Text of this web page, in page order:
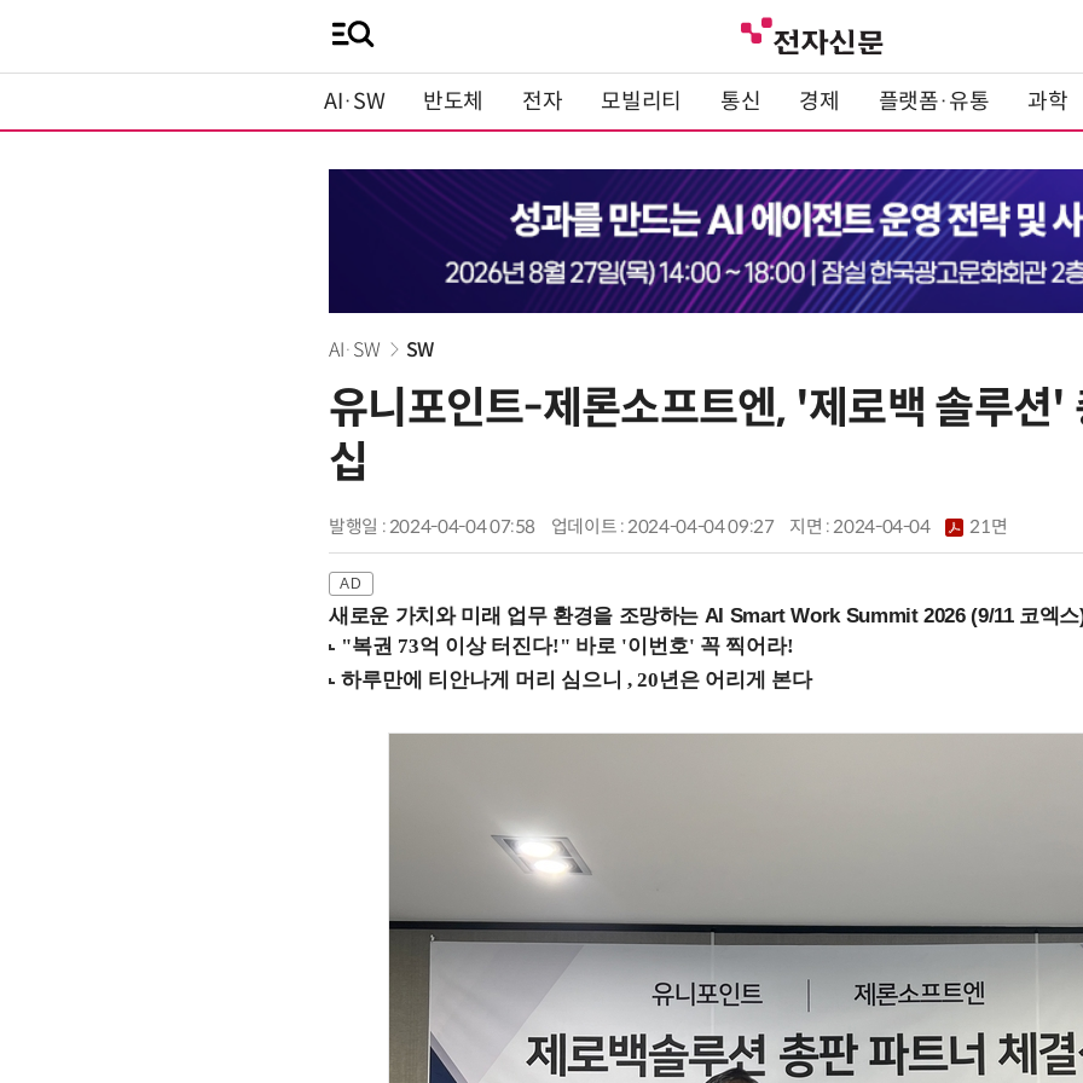
AI·SW 반도체 전자 모빌리티 통신 경제 플랫폼·유통 과학
AI·SW SW
유니포인트-제론소프트엔, '제로백 솔루션'
십
발행일 : 2024-04-04 07:58 업데이트 : 2024-04-04 09:27 지면 :2024-04-04 21면
새로운 가치와 미래 업무 환경을 조망하는 AI Smart Work Summit 2026 (9/11 코엑